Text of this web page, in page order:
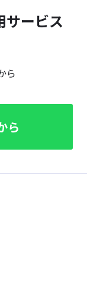
サービス
ら
ら